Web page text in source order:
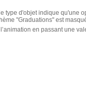
d'objet indique qu'une
"Graduations" est
en passant une